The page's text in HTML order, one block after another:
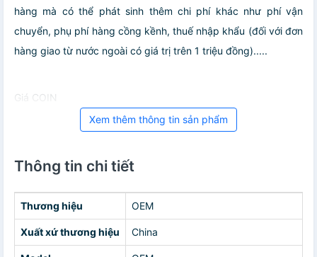
hàng mà có thể phát sinh thêm chi phí khác như phí vận
chuyển, phụ phí hàng cồng kềnh, thuế nhập khẩu (đối với đơn
hàng giao từ nước ngoài có giá trị trên 1 triệu đồng).....
Giá COIN
Xem thêm thông tin sản phẩm
Thông tin chi tiết
Thương hiệu OEM
Xuất xứ thương hiệu China